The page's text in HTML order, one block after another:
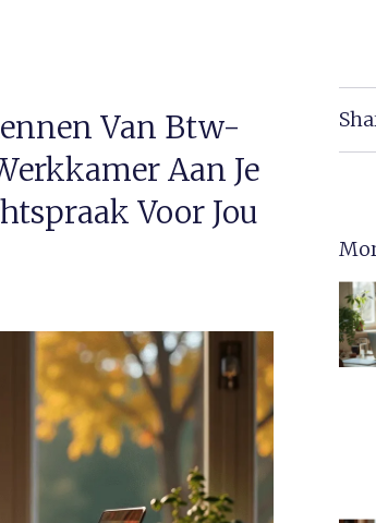
Van Btw-
Aan Je
Voor Jou